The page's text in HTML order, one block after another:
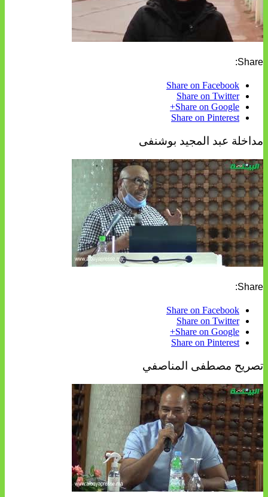
Share:
Share on Facebook
Share on Twitter
Share on Google+
Share on Pinterest
مداخلة عبد المجيد بوشنفى
Share:
Share on Facebook
Share on Twitter
Share on Google+
Share on Pinterest
تصريح مصطفى المناصفي